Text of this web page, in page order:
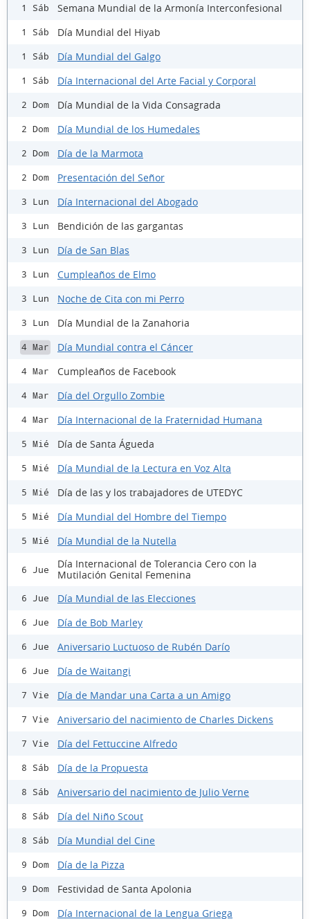
1 Sáb Semana Mundial de la Armonía Interconfesional
1 Sáb Día Mundial del Hiyab
1 Sáb Día Mundial del Galgo
1 Sáb Día Internacional del Arte Facial y Corporal
2 Dom Día Mundial de la Vida Consagrada
2 Dom Día Mundial de los Humedales
2 Dom Día de la Marmota
2 Dom Presentación del Señor
3 Lun Día Internacional del Abogado
3 Lun Bendición de las gargantas
3 Lun Día de San Blas
3 Lun Cumpleaños de Elmo
3 Lun Noche de Cita con mi Perro
3 Lun Día Mundial de la Zanahoria
4 Mar Día Mundial contra el Cáncer
4 Mar Cumpleaños de Facebook
4 Mar Día del Orgullo Zombie
4 Mar Día Internacional de la Fraternidad Humana
5 Mié Día de Santa Águeda
5 Mié Día Mundial de la Lectura en Voz Alta
5 Mié Día de las y los trabajadores de UTEDYC
5 Mié Día Mundial del Hombre del Tiempo
5 Mié Día Mundial de la Nutella
6 Jue
Día Internacional de Tolerancia Cero con la
Mutilación Genital Femenina
6 Jue Día Mundial de las Elecciones
6 Jue Día de Bob Marley
6 Jue Aniversario Luctuoso de Rubén Darío
6 Jue Día de Waitangi
7 Vie Día de Mandar una Carta a un Amigo
7 Vie Aniversario del nacimiento de Charles Dickens
7 Vie Día del Fettuccine Alfredo
8 Sáb Día de la Propuesta
8 Sáb Aniversario del nacimiento de Julio Verne
8 Sáb Día del Niño Scout
8 Sáb Día Mundial del Cine
9 Dom Día de la Pizza
9 Dom Festividad de Santa Apolonia
9 Dom Día Internacional de la Lengua Griega